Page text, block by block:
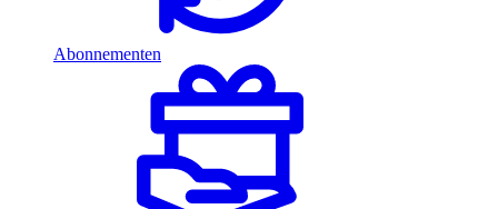
Abonnementen